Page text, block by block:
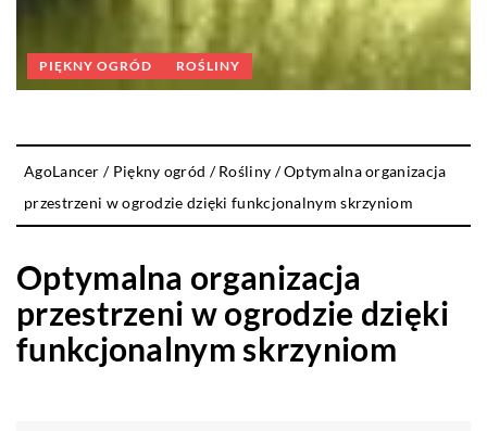
PIĘKNY OGRÓD ROŚLINY
AgoLancer / Piękny ogród /Rośliny /Optymalna organizacja
przestrzeni w ogrodzie dzięki funkcjonalnym skrzyniom
Optymalna organizacja
przestrzeni w ogrodzie dzięki
funkcjonalnym skrzyniom